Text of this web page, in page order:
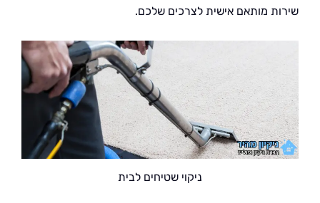
מותאם אישית לצרכים שלכם.
ניקוי שטיחים לבית